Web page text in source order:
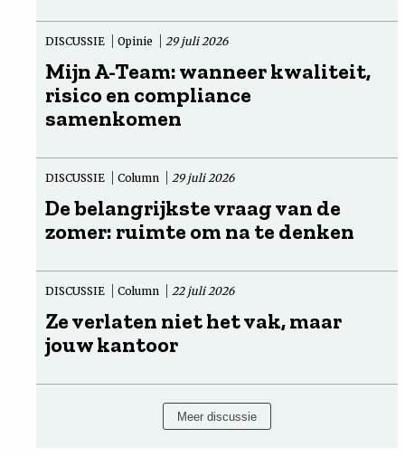
DISCUSSIE Opinie 29 juli 2026
Mijn A-Team: wanneer kwaliteit,
risico en compliance
samenkomen
DISCUSSIE Column 29 juli 2026
De belangrijkste vraag van de
zomer: ruimte om na te denken
DISCUSSIE Column 22 juli 2026
Ze verlaten niet het vak, maar
jouw kantoor
Meer discussie